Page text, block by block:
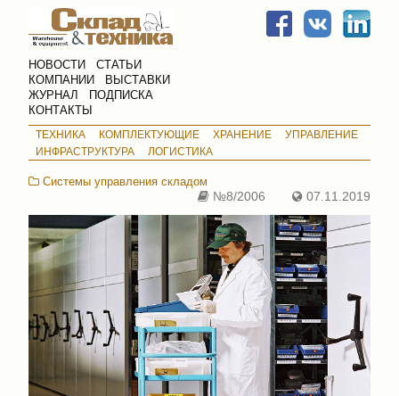
НОВОСТИ
СТАТЬИ
КОМПАНИИ
ВЫСТАВКИ
ЖУРНАЛ
ПОДПИСКА
КОНТАКТЫ
ТЕХНИКА КОМПЛЕКТУЮЩИЕ ХРАНЕНИЕ
УПРАВЛЕНИЕ
ИНФРАСТРУКТУРА
ЛОГИСТИКА
Системы управления складом
№8/2006
07.11.2019